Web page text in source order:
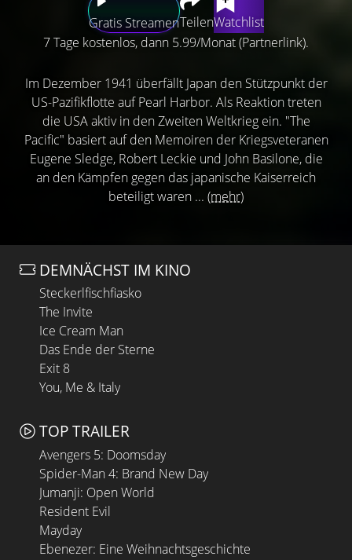
Gratis StreamenTeilenWatchlist
7 Tage kostenlos, dann 5.99/Monat (Partnerlink).
Im Dezember 1941 überfällt Japan den Stützpunkt der
US-Pazifikflotte auf Pearl Harbor. Als Reaktion treten
die USA aktiv in den Zweiten Weltkrieg ein. "The
Pacific" basiert auf den Memoiren der Kriegsveteranen
Eugene Sledge, Robert Leckie und John Basilone, die
an den Kämpfen gegen das japanische Kaiserreich
beteiligt waren ... (mehr)
DEMNÄCHST IM KINO
Steckerlfischfiasko
The Invite
Ice Cream Man
Das Ende der Sterne
Exit 8
You, Me & Italy
TOP TRAILER
Avengers 5: Doomsday
Spider-Man 4: Brand New Day
Jumanji: Open World
Resident Evil
Mayday
Ebenezer: Eine Weihnachtsgeschichte